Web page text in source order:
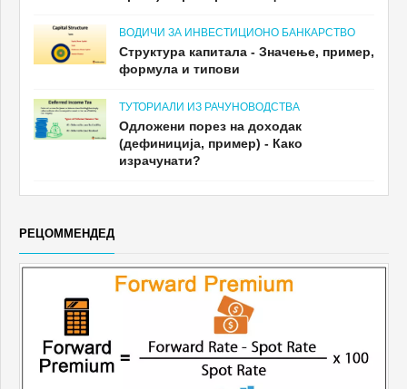
ВОДИЧИ ЗА ИНВЕСТИЦИОНО БАНКАРСТВО
Структура капитала - Значење, пример,
формула и типови
ТУТОРИАЛИ ИЗ РАЧУНОВОДСТВА
Одложени порез на доходак
(дефиниција, пример) - Како
израчунати?
РЕЦОММЕНДЕД